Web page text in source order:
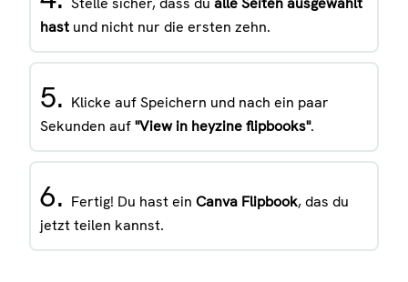
hast und nicht nur die ersten zehn.
5. Klicke auf Speichern und nach ein paar
Sekunden auf"View in heyzine flipbooks".
6. Fertig! Du hast ein Canva Flipbook, das du
jetzt teilen kannst.